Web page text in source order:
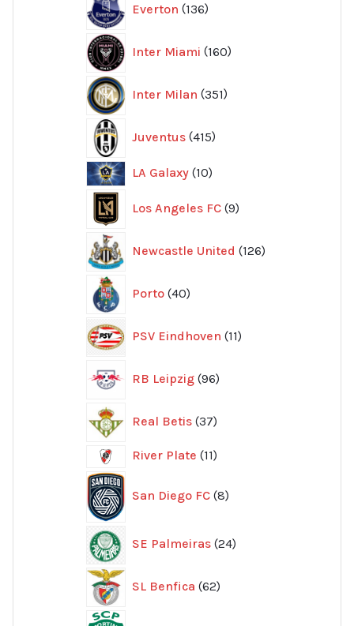
Everton 136
produkter
Inter Miami 160
produkter
Inter Milan 351
produkter
Juventus 415
produkter
LA Galaxy 1010
Los Angeles FC 9
produkter
Newcastle United 126
produkter
Porto 40
produkter
PSV Eindhoven 11
produkter
RB Leipzig 96
produkter
Real Betis 37
produkter
River Plate 1111
San Diego FC 8produkter
SE Palmeiras 24
produkter
SL Benfica 62
produkter